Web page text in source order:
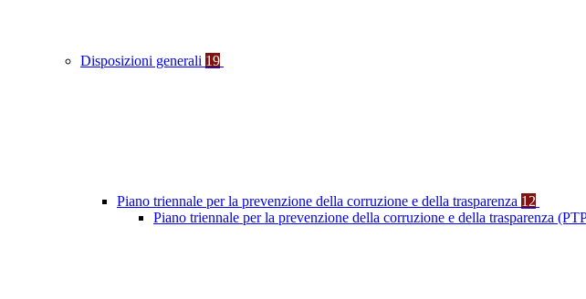
Disposizioni generali 19
Piano triennale per la prevenzione della corruzione e della trasparenza 12
Piano triennale per la prevenzione della corruzione e della trasparenza